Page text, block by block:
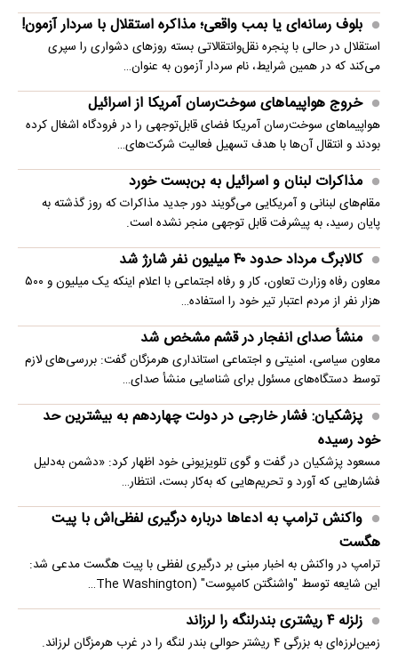
بلوف رسانه‌ای یا بمب واقعی؛ مذاکره استقلال با سردار آزمون!
استقلال در حالی با پنجره نقل‌وانتقالاتی بسته روزهای دشواری را سپری
می‌کند که در همین شرایط، نام سردار آزمون به عنوان…
خروج هواپیماهای سوخت‌رسان آمریکا از اسرائیل
هواپیماهای سوخت‌رسان آمریکا فضای قابل‌توجهی را در فرودگاه اشغال کرده
بودند و انتقال آن‌ها با هدف تسهیل فعالیت شرکت‌های…
مذاکرات لبنان و اسرائیل به بن‌بست خورد
مقام‌های لبنانی و آمریکایی می‌گویند دور جدید مذاکرات که روز گذشته به
پایان رسید، به پیشرفت قابل توجهی منجر نشده است.
کالابرگ مرداد حدود ۴۰‌ میلیون نفر شارژ شد
معاون رفاه وزارت تعاون، کار و رفاه اجتماعی با اعلام اینکه یک میلیون و ۵۰۰
هزار نفر از مردم اعتبار تیر خود را استفاده…
منشأ صدای انفجار در قشم مشخص شد
معاون سیاسی، امنیتی و اجتماعی استانداری هرمزگان گفت: بررسی‌های لازم
توسط دستگاه‌های مسئول برای شناسایی منشأ صدای…
پزشکیان: فشار خارجی در دولت چهاردهم به بیشترین حد
خود رسیده
مسعود پزشکیان در گفت و گوی تلویزیونی خود اظهار کرد: «دشمن به‌دلیل
فشارهایی که آورد و تحریم‌هایی که به‌کار بست، انتظار…
واکنش ترامپ به ادعاها درباره درگیری لفظی‌اش با پیت
هگست
ترامپ در واکنش به اخبار مبنی بر درگیری لفظی با پیت هگست مدعی شد:
این شایعه توسط "واشنگتن کامپوست" (The Washington…
زلزله ۴ ریشتری بندرلنگه را لرزاند
زمین‌لرزه‌ای به بزرگی ۴ ریشتر حوالی بندر لنگه را در غرب هرمزگان لرزاند.